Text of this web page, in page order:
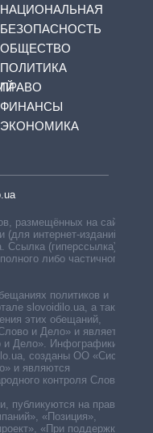
НАЦИОНАЛЬНАЯ
БЕЗОПАСНОСТЬ
ОБЩЕСТВО
ПОЛИТИКА
ПРАВО
ФИНАНСЫ
ЭКОНОМИКА
размещённых на сайте,
(для интернет-изданий —
Ссылка (гиперссылка)
либо частичного
политиков и
slovoidilo.ua, а также
этих обещаний,
и Дело» и является
Дело». Инфографики,
созданы ОО «Система
и являются
контроля Слово и
публикуются на правах
«Позиция»,
«При поддержке».